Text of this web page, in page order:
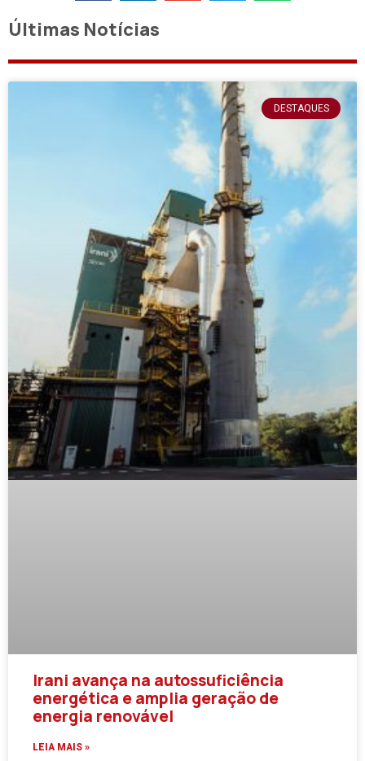
Últimas Notícias
DESTAQUES
Irani avança na autossuficiência
energética e amplia geração de
energia renovável
LEIA MAIS »